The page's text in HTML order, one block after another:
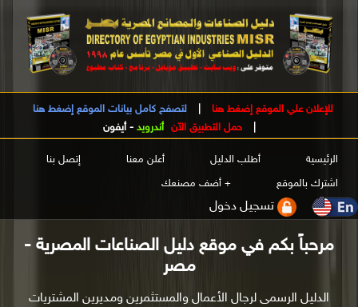
للإعلان علي الموقع إضغط هنا
لتصفح كامل بيانات الموقع إضغط هنا
حمل التطبيق الآن أندرويد - أيفون
الرئيسية أطلب الدليل أعلن معنا
إتصل بنا
اشترك بالموقع
+ أضف مصنعك
تسجيل دخول
مرحباً بكم في موقع دليل الصناعات المصرية -
مصر
الدليل الرسمى لرجال الأعمال والمستثمرين ومديرين المشتريات